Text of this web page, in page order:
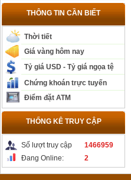
THÔNG TIN CẦN BIẾT
Thời tiết
Giá vàng hôm nay
Tỷ giá USD - Tỷ giá ngọa tệ
Chứng khoán trực tuyến
Điểm đặt ATM
THỐNG KÊ TRUY CẬP
Số lượt truy cập
1466959
Đang Online:
2